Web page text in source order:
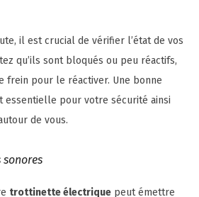
il est crucial de vérifier l’état de vos
qu’ils sont bloqués ou peu réactifs,
frein pour le réactiver. Une bonne
essentielle pour votre sécurité ainsi
de vous.
sonores
trottinette électrique peut émettre